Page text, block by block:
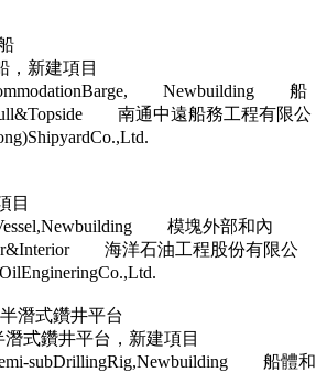
，新建項目
Newbuilding 船
南通中遠船務工程有限公
項目
模塊外部和內
海洋石油工程股份有限公
潛式鑽井平台
式鑽井平台，新建項目
subDrillingRig,Newbuilding 船體和